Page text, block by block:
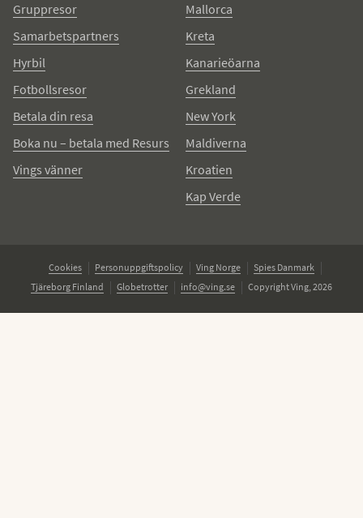
Gruppresor
Samarbetspartners
Hyrbil
Fotbollsresor
Betala din resa
Boka nu – betala med Resurs
Vings vänner
Mallorca
Kreta
Kanarieöarna
Grekland
New York
Maldiverna
Kroatien
Kap Verde
Cookies Personuppgiftspolicy Ving Norge
Spies Danmark
Tjäreborg Finland
Globetrotter info@ving.se Copyright Ving, 2026